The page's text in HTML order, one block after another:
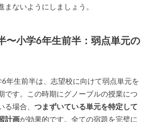
まないようにしましょう。
〜小学6年生前半：弱点単元の
年生前半は、志望校に向けて弱点単元を
です。この時期にグノーブルの授業につ
る場合、 つまずいている単元を特定して
計画が効果的です。全ての宿題を完璧に